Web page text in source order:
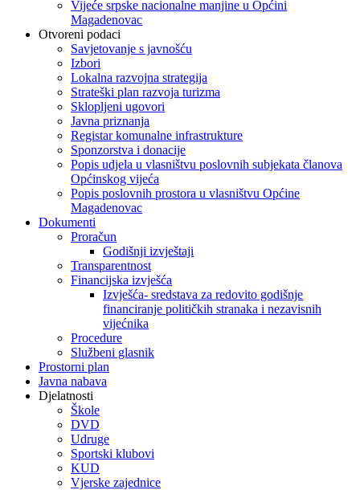
Vijeće srpske nacionalne manjine u Općini
Magadenovac
Otvoreni podaci
Savjetovanje s javnošću
Izbori
Lokalna razvojna strategija
Strateški plan razvoja turizma
Sklopljeni ugovori
Javna priznanja
Registar komunalne infrastrukture
Sponzorstva i donacije
Popis udjela u vlasništvu poslovnih subjekata članova
Općinskog vijeća
Popis poslovnih prostora u vlasništvu Općine
Magadenovac
Dokumenti
Proračun
Godišnji izvještaji
Transparentnost
Financijska izvješća
Izvješća- sredstava za redovito godišnje
financiranje političkih stranaka i nezavisnih
vijećnika
Procedure
Službeni glasnik
Prostorni plan
Javna nabava
Djelatnosti
Škole
DVD
Udruge
Sportski klubovi
KUD
Vjerske zajednice